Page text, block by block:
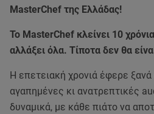
MasterChef της Ελλάδας!
Το MasterChef κλείνει 10
αλλάξει όλα. Τίποτα δεν θα
Η επετειακή χρονιά έφερε ξανά
αγαπημένες κι ανατρεπτικές
δυναμικά, με κάθε πιάτο να